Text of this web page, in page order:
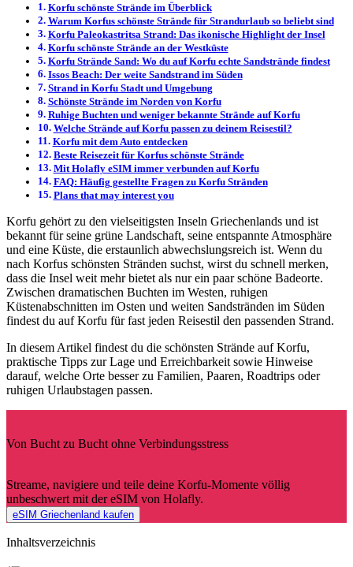
Korfu schönste Strände im Überblick
Warum Korfus schönste Strände für Strandurlaub so beliebt sind
Korfu Paleokastritsa Strand: Das ikonische Highlight der Insel
Korfu schönste Strände an der Westküste
Korfu Strände Sand: Wo du auf Korfu echte Sandstrände findest
Issos Beach: Der weite Sandstrand im Süden
Strand in Korfu Stadt und Umgebung
Schönste Strände im Norden von Korfu
Ruhige Buchten und weniger bekannte Strände auf Korfu
Welche Strände auf Korfu passen zu deinem Reisestil?
Korfu mit dem Auto entdecken
Beste Reisezeit für Korfus schönste Strände
Mit Holafly eSIM immer verbunden auf Korfu
FAQ: Häufig gestellte Fragen zu Korfu Stränden
Plans that may interest you
Korfu gehört zu den vielseitigsten Inseln Griechenlands und ist
bekannt für seine grüne Landschaft, seine entspannte Atmosphäre
und eine Küste, die erstaunlich abwechslungsreich ist. Wenn du
nach Korfus schönsten Stränden suchst, wirst du schnell merken,
dass die Insel weit mehr bietet als nur ein paar schöne Badeorte.
Zwischen dramatischen Buchten im Westen, ruhigen
Küstenabschnitten im Osten und weiten Sandstränden im Süden
findest du auf Korfu für fast jeden Reisestil den passenden Strand.
In diesem Artikel findest du die schönsten Strände auf Korfu,
praktische Tipps zur Lage und Erreichbarkeit sowie Hinweise
darauf, welche Orte besser zu Familien, Paaren, Roadtrips oder
ruhigen Urlaubstagen passen.
Von Bucht zu Bucht ohne Verbindungsstress
Streame, navigiere und teile deine Korfu-Momente völlig
unbeschwert mit der eSIM von Holafly.
eSIM Griechenland kaufen
Inhaltsverzeichnis